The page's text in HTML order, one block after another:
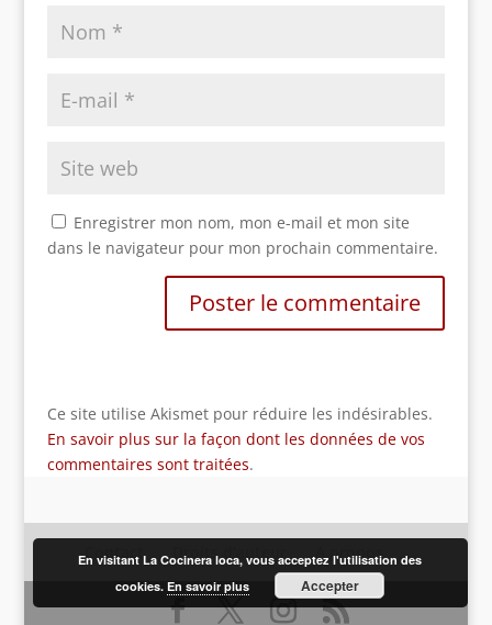
Enregistrer mon nom, mon e-mail et mon site
dans le navigateur pour mon prochain commentaire.
Ce site utilise Akismet pour réduire les indésirables.
En savoir plus sur la façon dont les données de vos
commentaires sont traitées.
Contact Droits d’auteur A propos
En visitant La Cocinera loca, vous acceptez l'utilisation des
cookies.En savoir plus Accepter